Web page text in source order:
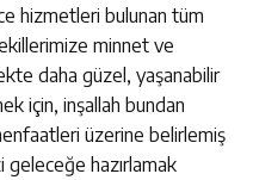
hizmetleri bulunan tüm
minnet ve
daha güzel, yaşanabilir
için, inşallah bundan
üzerine belirlemiş
geleceğe hazırlamak